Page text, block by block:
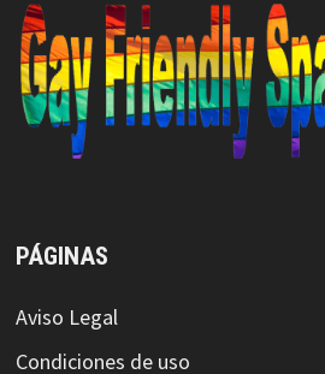
PÁGINAS
Aviso Legal
Condiciones de uso